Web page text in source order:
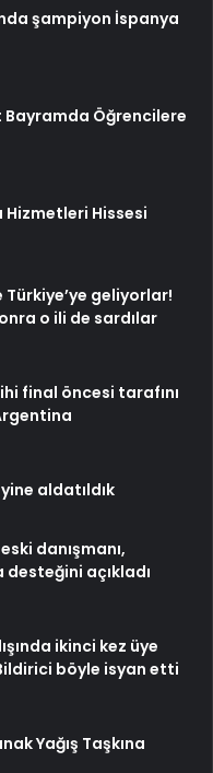
şampiyon İspanya
Bayramda Öğrencilere
Hizmetleri Hissesi
geliyorlar!
o ili de sardılar
final öncesi tarafını
aldatıldık
danışmanı,
desteğini açıkladı
ikinci kez üye
böyle isyan etti
Yağış Taşkına